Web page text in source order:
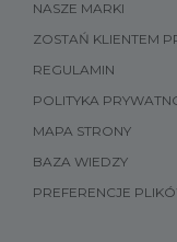
NASZE MARKI
ZOSTAŃ KLIENTEM
REGULAMIN
POLITYKA
MAPA STRONY
BAZA WIEDZY
PREFERENCJE